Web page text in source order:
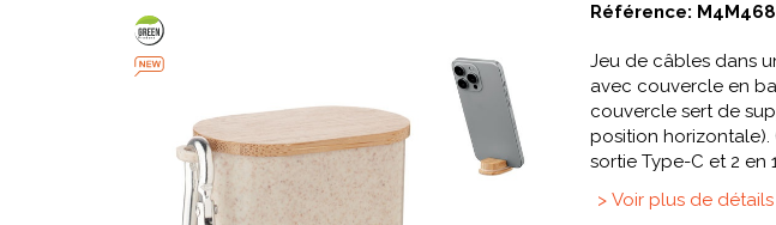
Référence:
Jeu de câbles dans
avec couvercle en
couvercle sert de
position horizontale).
sortie Type-C et 2 en
> Voir plus de détails